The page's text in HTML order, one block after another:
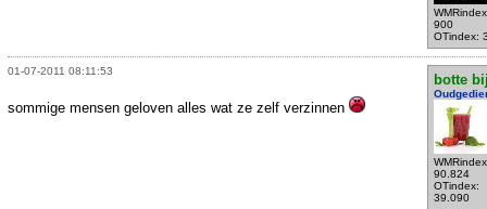
900
OTindex:
01-07-2011 08:11:53
botte
90.824
OTindex:
39.090
sommige mensen geloven alles wat ze zelf verzinnen